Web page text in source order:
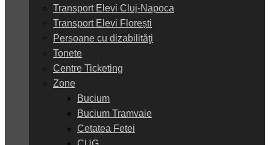
Transport Elevi Cluj-Napoca
Transport Elevi Florești
Persoane cu dizabilităţi
Tonete
Centre Ticketing
Zone
Bucium
Bucium Tramvaie
Cetatea Fetei